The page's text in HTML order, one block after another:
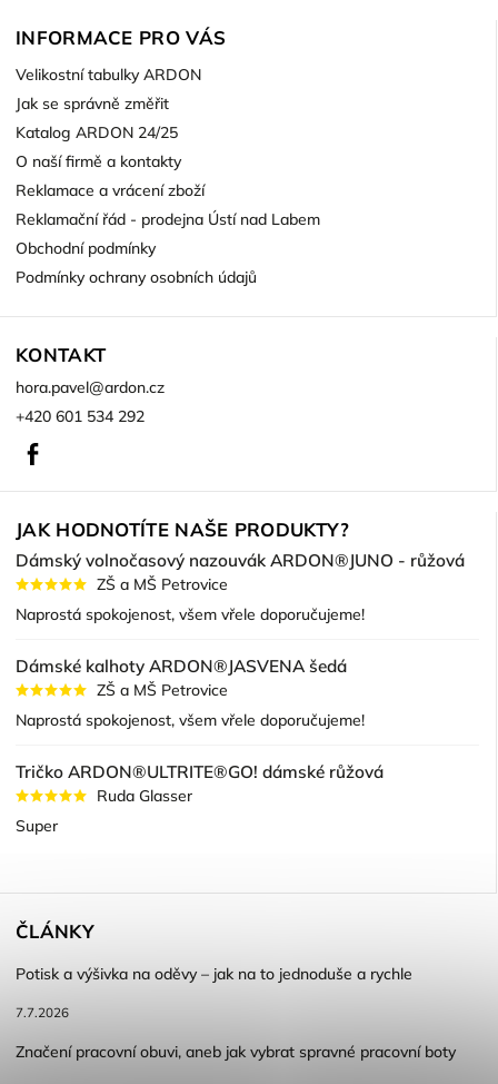
INFORMACE PRO VÁS
Velikostní tabulky ARDON
Jak se správně změřit
Katalog ARDON 24/25
O naší firmě a kontakty
Reklamace a vrácení zboží
Reklamační řád - prodejna Ústí nad Labem
Obchodní podmínky
Podmínky ochrany osobních údajů
KONTAKT
hora.pavel@ardon.cz
+420 601 534 292
JAK HODNOTÍTE NAŠE PRODUKTY?
Dámský volnočasový nazouvák ARDON®JUNO - růžová
ZŠ a MŠ Petrovice
Naprostá spokojenost, všem vřele doporučujeme!
Dámské kalhoty ARDON®JASVENA šedá
ZŠ a MŠ Petrovice
Naprostá spokojenost, všem vřele doporučujeme!
Tričko ARDON®ULTRITE®GO! dámské růžová
Ruda Glasser
Super
ČLÁNKY
Potisk a výšivka na oděvy – jak na to jednoduše a rychle
7.7.2026
Značení pracovní obuvi, aneb jak vybrat spravné pracovní boty